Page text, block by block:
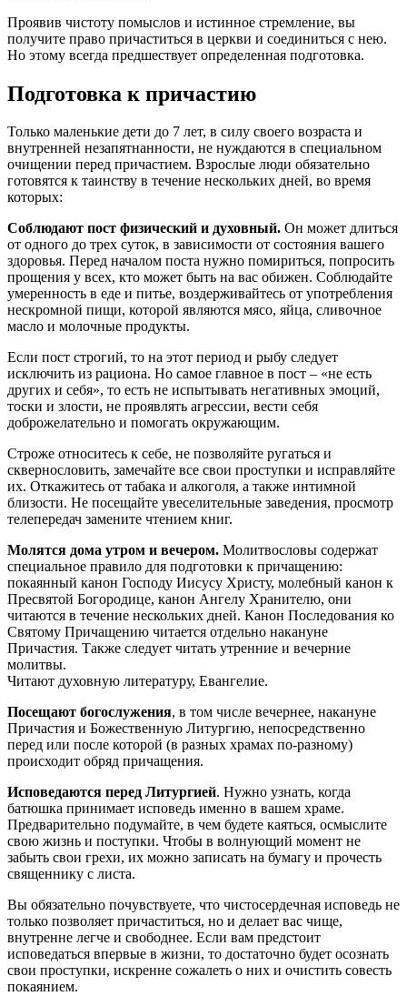
Проявив чистоту помыслов и истинное стремление, вы
получите право причаститься в церкви и соединиться с нею.
Но этому всегда предшествует определенная подготовка.
Подготовка к причастию
Только маленькие дети до 7 лет, в силу своего возраста и
внутренней незапятнанности, не нуждаются в специальном
очищении перед причастием. Взрослые люди обязательно
готовятся к таинству в течение нескольких дней, во время
которых:
Соблюдают пост физический и духовный. Он может длиться
от одного до трех суток, в зависимости от состояния вашего
здоровья. Перед началом поста нужно помириться, попросить
прощения у всех, кто может быть на вас обижен. Соблюдайте
умеренность в еде и питье, воздерживайтесь от употребления
нескромной пищи, которой являются мясо, яйца, сливочное
масло и молочные продукты.
Если пост строгий, то на этот период и рыбу следует
исключить из рациона. Но самое главное в пост – «не есть
других и себя», то есть не испытывать негативных эмоций,
тоски и злости, не проявлять агрессии, вести себя
доброжелательно и помогать окружающим.
Строже относитесь к себе, не позволяйте ругаться и
сквернословить, замечайте все свои проступки и исправляйте
их. Откажитесь от табака и алкоголя, а также интимной
близости. Не посещайте увеселительные заведения, просмотр
телепередач замените чтением книг.
Молятся дома утром и вечером. Молитвословы содержат
специальное правило для подготовки к причащению:
покаянный канон Господу Иисусу Христу, молебный канон к
Пресвятой Богородице, канон Ангелу Хранителю, они
читаются в течение нескольких дней. Канон Последования ко
Святому Причащению читается отдельно накануне
Причастия. Также следует читать утренние и вечерние
молитвы.
Читают духовную литературу, Евангелие.
Посещают богослужения, в том числе вечернее, накануне
Причастия и Божественную Литургию, непосредственно
перед или после которой (в разных храмах по-разному)
происходит обряд причащения.
Исповедаются перед Литургией. Нужно узнать, когда
батюшка принимает исповедь именно в вашем храме.
Предварительно подумайте, в чем будете каяться, осмыслите
свою жизнь и поступки. Чтобы в волнующий момент не
забыть свои грехи, их можно записать на бумагу и прочесть
священнику с листа.
Вы обязательно почувствуете, что чистосердечная исповедь не
только позволяет причаститься, но и делает вас чище,
внутренне легче и свободнее. Если вам предстоит
исповедаться впервые в жизни, то достаточно будет осознать
свои проступки, искренне сожалеть о них и очистить совесть
покаянием.